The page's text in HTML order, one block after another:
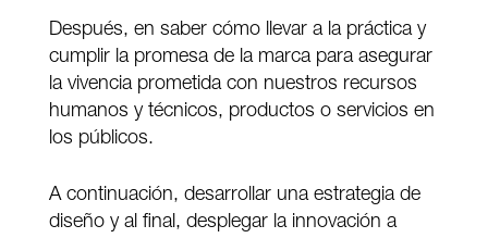
Después, en saber cómo llevar a la práctica y
cumplir la promesa de la marca para asegurar
la vivencia prometida con nuestros recursos
humanos y técnicos, productos o servicios en
los públicos.
A continuación, desarrollar una estrategia de
diseño y al final, desplegar la innovación a